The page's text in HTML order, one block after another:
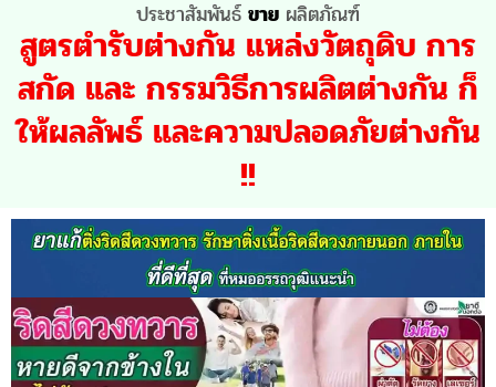
ประชาสัมพันธ์ ขาย ผลิตภัณฑ์
สูตรตำรับต่างกัน แหล่งวัตถุดิบ การ
สกัด และ กรรมวิธีการผลิตต่างกัน ก็
ให้ผลลัพธ์ และความปลอดภัยต่างกัน
!!